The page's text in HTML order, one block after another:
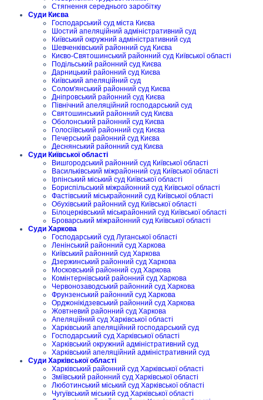
Стягнення середнього заробітку
Суди Києва
Господарський суд міста Києва
Шостий апеляційний адміністративний суд
Київський окружний адміністративний суд
Шевченківський районний суд Києва
Києво-Святошинський районний суд Київської області
Подільський районний суд Києва
Дарницький районний суд Києва
Київський апеляційний суд
Солом'янський районний суд Києва
Дніпровський районний суд Києва
Північний апеляційний господарський суд
Святошинський районний суд Києва
Оболонський районний суд Києва
Голосіївський районний суд Києва
Печерський районний суд Києва
Деснянський районний суд Києва
Суди Київської області
Вишгородський районний суд Київської області
Васильківський міжрайонний суд Київської області
Ірпінський міський суд Київської області
Бориспільський міжрайонний суд Київської області
Фастівський міськрайонний суд Київської області
Обухівський районний суд Київської області
Білоцерківський міськрайонний суд Київської області
Броварський міжрайонний суд Київської області
Суди Харкова
Господарський суд Луганської області
Ленінський районний суд Харкова
Київський районний суд Харкова
Дзержинський районний суд Харкова
Московський районний суд Харкова
Комінтернівський районний суд Харкова
Червонозаводський районний суд Харкова
Фрунзенський районний суд Харкова
Орджонікідзевський районний суд Харкова
Жовтневий районний суд Харкова
Апеляційний суд Харківської області
Харківський апеляційний господарський суд
Господарський суд Харківської області
Харківський окружний адміністративний суд
Харківський апеляційний адміністративний суд
Суди Харківської області
Харківський районний суд Харківської області
Зміївський районний суд Харківської області
Люботинський міський суд Харківської області
Чугуївський міський суд Харківської області